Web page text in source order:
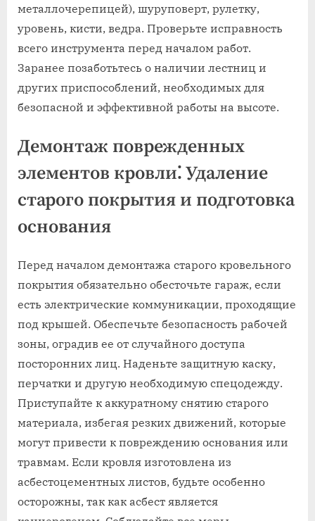
металлочерепицей), шуруповерт, рулетку,
уровень, кисти, ведра. Проверьте исправность
всего инструмента перед началом работ.
Заранее позаботьтесь о наличии лестниц и
других приспособлений, необходимых для
безопасной и эффективной работы на высоте.
Демонтаж поврежденных
элементов кровли⁚ Удаление
старого покрытия и подготовка
основания
Перед началом демонтажа старого кровельного
покрытия обязательно обесточьте гараж, если
есть электрические коммуникации, проходящие
под крышей. Обеспечьте безопасность рабочей
зоны, оградив ее от случайного доступа
посторонних лиц. Наденьте защитную каску,
перчатки и другую необходимую спецодежду.
Приступайте к аккуратному снятию старого
материала, избегая резких движений, которые
могут привести к повреждению основания или
травмам. Если кровля изготовлена из
асбестоцементных листов, будьте особенно
осторожны, так как асбест является